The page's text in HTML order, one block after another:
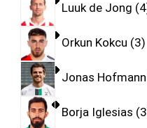
Luuk de Jong 4
Orkun Kokcu 3
Jonas Hofmann
Borja Iglesias 3